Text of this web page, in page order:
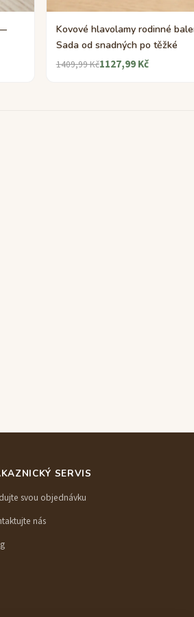
Kovové hlavolamy rodinné
Sada od snadných po těžké
1409,99 Kč1127,99 Kč
SERVIS
svou objednávku
nás